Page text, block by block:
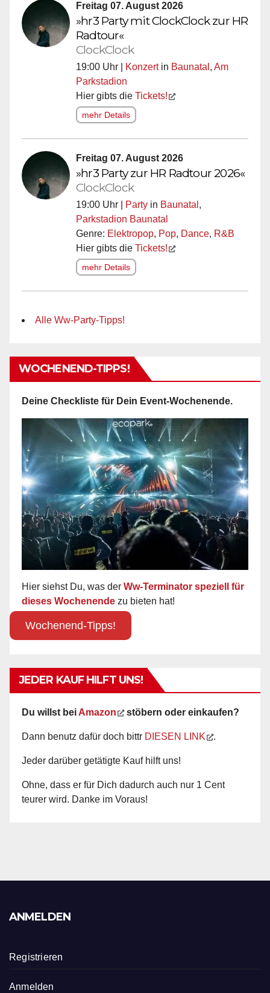
Freitag 07. August 2026
»hr3 Party mit ClockClock zur HR
Radtour«
ClockClock
19:00 Uhr | Konzertin Baunatal , Am
Parkstadion
Hier gibts die Tickets!
mehr Details
Freitag 07. August 2026
»hr3 Party zur HR Radtour 2026«
ClockClock
19:00 Uhr | Party in Baunatal ,
Parkstadion Baunatal
Genre: Elektropop, Pop, Dance, R&B
Hier gibts die Tickets!
mehr Details
Alle Ww-Party-Tipps!
WOCHENEND-TIPPS!
Deine Checkliste für Dein Event-Wochenende.
Hier siehst Du, was der Ww-Terminator speziell für
dieses Wochenende zu bieten hat!
Wochenend-Tipps!
JEDER KAUF HILFT UNS!
Du willst bei Amazon stöbern oder einkaufen?
Dann benutz dafür doch bittr DIESEN LINK .
Jeder darüber getätigte Kauf hilft uns!
Ohne, dass er für Dich dadurch auch nur 1 Cent
teurer wird. Danke im Voraus!
ANMELDEN
Registrieren
Anmelden